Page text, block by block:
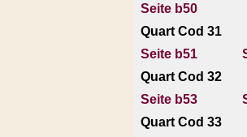
Seite b50
Quart Cod 31
Seite b51
Quart Cod 32
Seite b53
Quart Cod 33